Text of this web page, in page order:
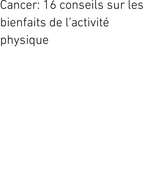
Cancer: 16 conseils sur les
bienfaits de l’activité
physique